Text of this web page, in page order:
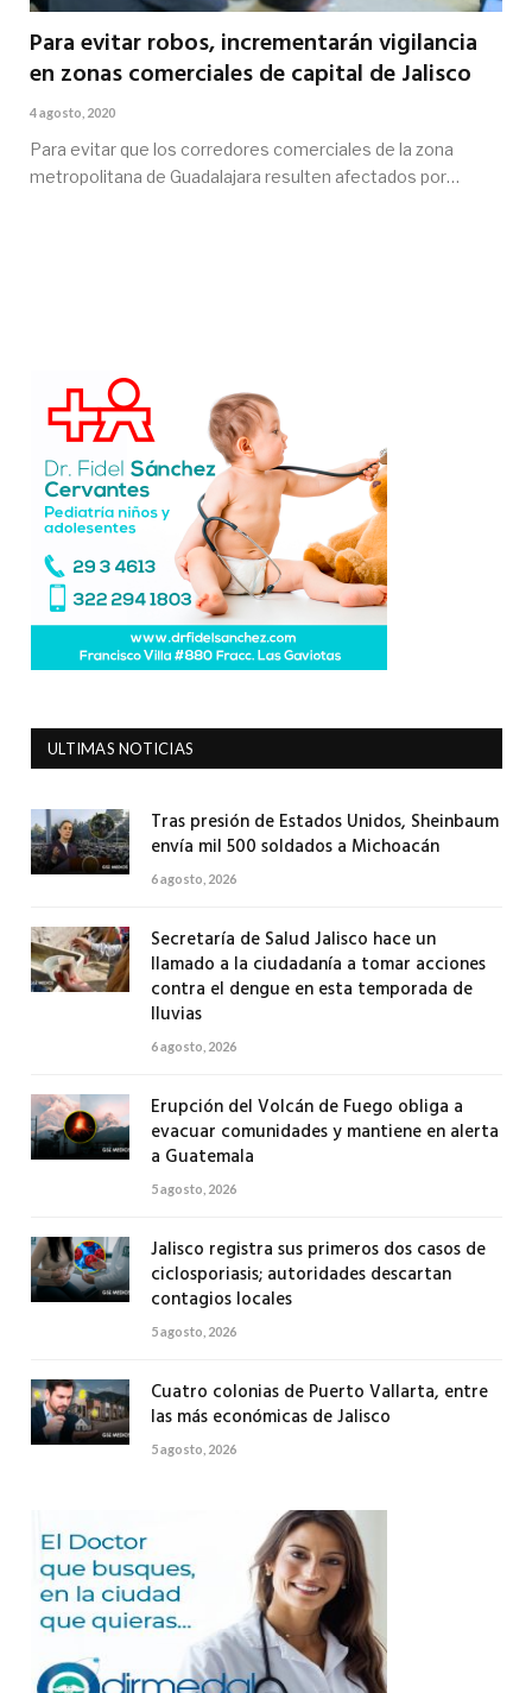
Para evitar robos, incrementarán vigilancia
en zonas comerciales de capital de Jalisco
4 agosto, 2020
Para evitar que los corredores comerciales de la zona
metropolitana de Guadalajara resulten afectados por…
ULTIMAS NOTICIAS
Tras presión de Estados Unidos, Sheinbaum
envía mil 500 soldados a Michoacán
6 agosto, 2026
Secretaría de Salud Jalisco hace un
llamado a la ciudadanía a tomar acciones
contra el dengue en esta temporada de
lluvias
6 agosto, 2026
Erupción del Volcán de Fuego obliga a
evacuar comunidades y mantiene en alerta
a Guatemala
5 agosto, 2026
Jalisco registra sus primeros dos casos de
ciclosporiasis; autoridades descartan
contagios locales
5 agosto, 2026
Cuatro colonias de Puerto Vallarta, entre
las más económicas de Jalisco
5 agosto, 2026